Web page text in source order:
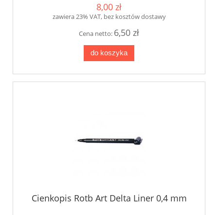
8,00 zł
zawiera 23% VAT, bez kosztów dostawy
Cena netto: 6,50 zł
do koszyka
Cienkopis Rotb Art Delta Liner 0,4 mm